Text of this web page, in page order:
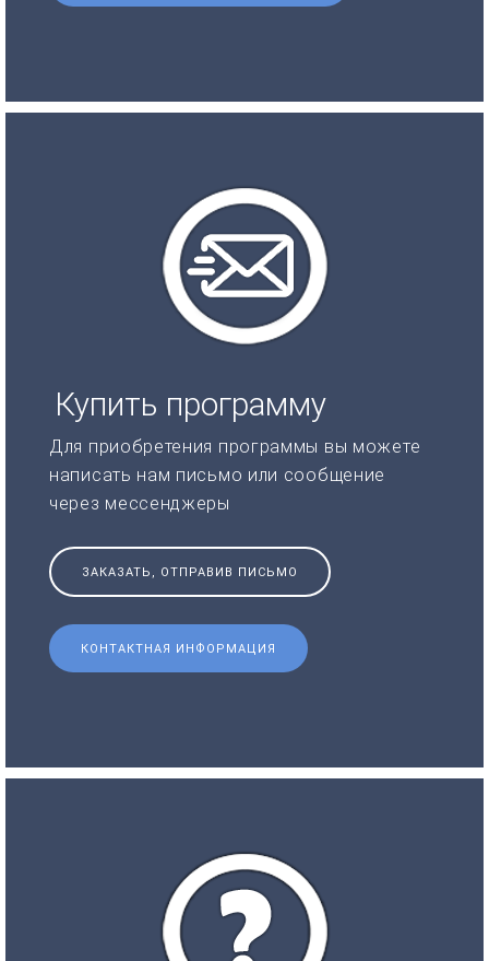
Купить программу
Для приобретения программы вы можете
написать нам письмо или сообщение
через мессенджеры
ЗАКАЗАТЬ, ОТПРАВИВ ПИСЬМО
КОНТАКТНАЯ ИНФОРМАЦИЯ